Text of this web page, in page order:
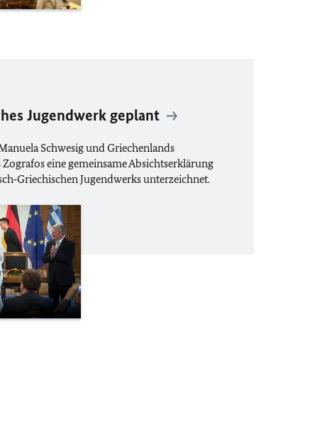
Jugendwerk geplant
Schwesig und Griechenlands
Zografos eine gemeinsame Absichtserklärung
Jugendwerks unterzeichnet.